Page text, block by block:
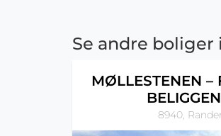
Se andre
MØLLESTENEN –
8940,